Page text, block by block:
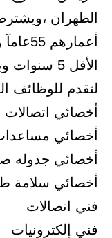
الظهران
الأقل 5
لتقدم للوظائف
أخصائي اتصالات
أخصائي
أخصائي جدوله
أخصائي سلامة
فني اتصالات
فني إلكترونيات